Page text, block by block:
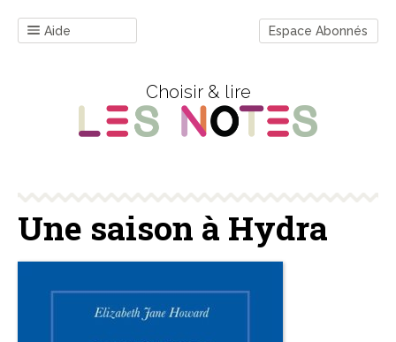
Aide Espace Abonnés
Choisir & lire
Une saison à Hydra